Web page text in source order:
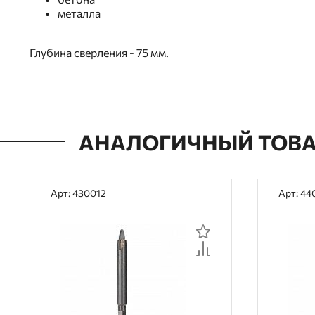
металла
Глубина сверления - 75 мм.
АНАЛОГИЧНЫЙ
Арт: 430012 Арт: